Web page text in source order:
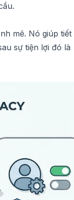
mẽ. Nó giúp tiết
sự tiện lợi đó là